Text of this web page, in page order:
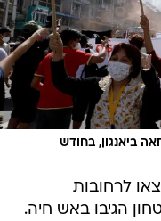
ביאנגון, בחודש
לרחובות
הגיבו באש חיה.